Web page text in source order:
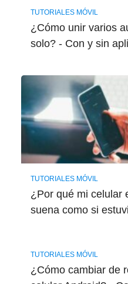
TUTORIALES MÓVIL
¿Cómo unir varios
solo? - Con y sin
TUTORIALES MÓVIL
¿Por qué mi celular
suena como si
TUTORIALES MÓVIL
¿Cómo cambiar de